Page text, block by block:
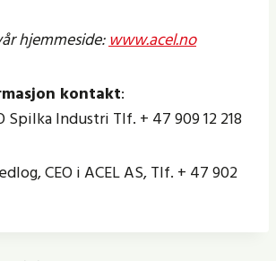
hjemmeside:www.acel.no
kontakt:
Spilka Industri Tlf. + 47 909 12 218
CEO i ACEL AS, Tlf. + 47 902